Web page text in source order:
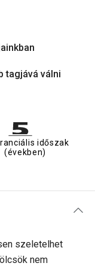
tagjává válni
időszak
(években)
szeletelhet
nem